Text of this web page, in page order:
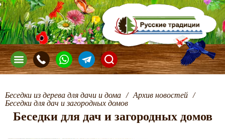
Беседки из дерева для дачи и дома / Архив новостей /
Беседки для дач и загородных домов
Беседки для дач и загородных домов